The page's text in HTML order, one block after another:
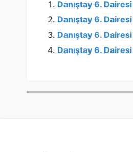
Danıştay 6.
Danıştay 6.
Danıştay 6.
Danıştay 6.